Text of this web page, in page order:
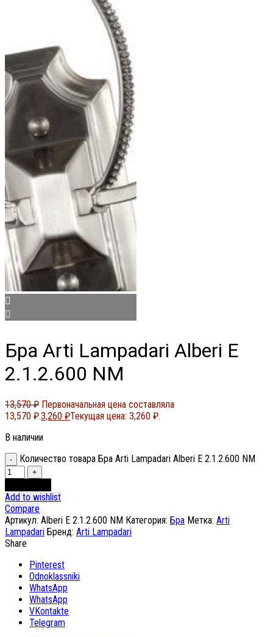
Бра Arti Lampadari Alberi E
2.1.2.600 NM
13,570₽ Первоначальная цена составляла
13,570 ₽.3,260 ₽Текущая цена: 3,260 ₽.
В наличии
Количество товара Бра Arti Lampadari Alberi E 2.1.2.600 NM
Add to wishlist
Compare
Артикул: Alberi E 2.1.2.600 NM Категория: Бра Метка: Arti
Lampadari Бренд: Arti Lampadari
Share
Pinterest
Odnoklassniki
WhatsApp
WhatsApp
VKontakte
Telegram